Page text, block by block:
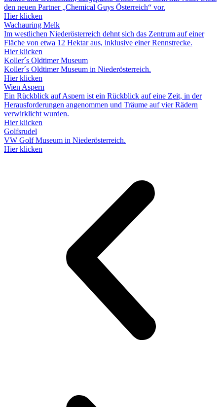
den neuen Partner „Chemical Guys Österreich“ vor.
Hier klicken
Wachauring Melk
Im westlichen Niederösterreich dehnt sich das Zentrum auf einer
Fläche von etwa 12 Hektar aus, inklusive einer Rennstrecke.
Hier klicken
Koller´s Oldtimer Museum
Koller´s Oldtimer Museum in Niederösterreich.
Hier klicken
Wien Aspern
Ein Rückblick auf Aspern ist ein Rückblick auf eine Zeit, in der
Herausforderungen angenommen und Träume auf vier Rädern
verwirklicht wurden.
Hier klicken
Golfsrudel
VW Golf Museum in Niederösterreich.
Hier klicken